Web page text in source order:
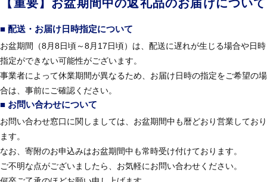
【重要】お盆期間中の返礼品のお届けについて
■ 配送・お届け日時指定について
お盆期間（8月8日頃～8月17日頃）は、配送に遅れが生じる場合や日時
指定ができない可能性がございます。
事業者によって休業期間が異なるため、お届け日時の指定をご希望の場
合は、事前にご確認ください。
■ お問い合わせについて
お問い合わせ窓口に関しましては、お盆期間中も暦どおり営業しており
ます。
なお、寄附のお申込みはお盆期間中も常時受け付けております。
ご不明な点がございましたら、お気軽にお問い合わせください。